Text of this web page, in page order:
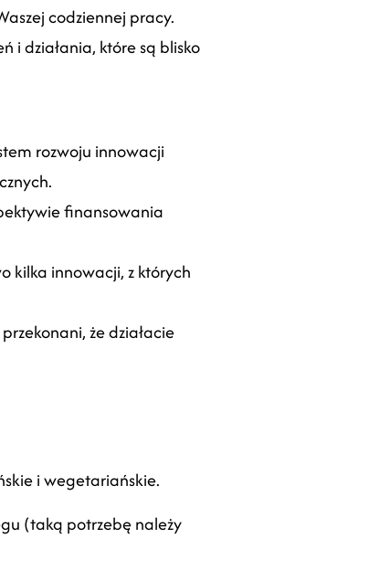
codziennej pracy.
i działania, które są blisko
rozwoju innowacji
finansowania
kilka innowacji, z których
że działacie
i wegetariańskie.
(taką potrzebę należy